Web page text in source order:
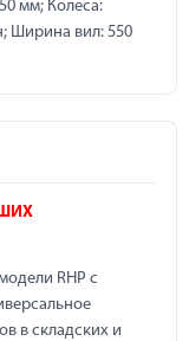
мм; Колеса:
Ширина вил: 550
RHP с
в складских и